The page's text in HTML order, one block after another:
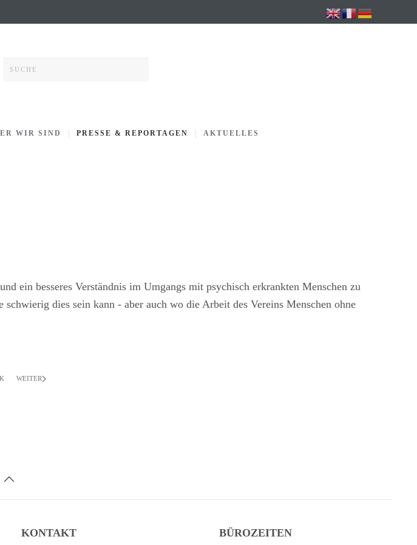
WIR SIND PRESSE & REPORTAGEN
AKTUELLES
ein besseres Verständnis im Umgangs mit psychisch erkrankten Menschen zu
dies sein kann - aber auch wo die Arbeit des Vereins Menschen ohne
WEITER
KONTAKT
BÜROZEITEN